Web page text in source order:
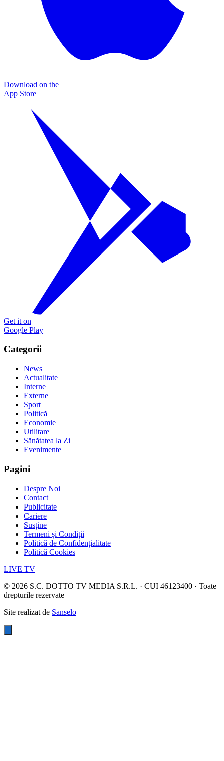
Download on the
App Store
Get it on
Google Play
Categorii
News
Actualitate
Interne
Externe
Sport
Politică
Economie
Utilitare
Sănătatea la Zi
Evenimente
Pagini
Despre Noi
Contact
Publicitate
Cariere
Susține
Termeni și Condiții
Politică de Confidențialitate
Politică Cookies
LIVE TV
© 2026 S.C. DOTTO TV MEDIA S.R.L. · CUI 46123400 · Toate
drepturile rezervate
Site realizat de Sanselo